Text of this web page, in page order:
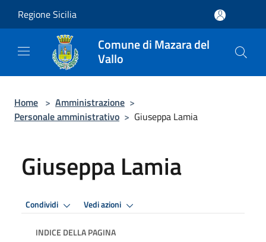
Regione Sicilia
Comune di Mazara del
Vallo
Home > Amministrazione >
Personale amministrativo > Giuseppa Lamia
Giuseppa Lamia
Condividi Vedi azioni
INDICE DELLA PAGINA